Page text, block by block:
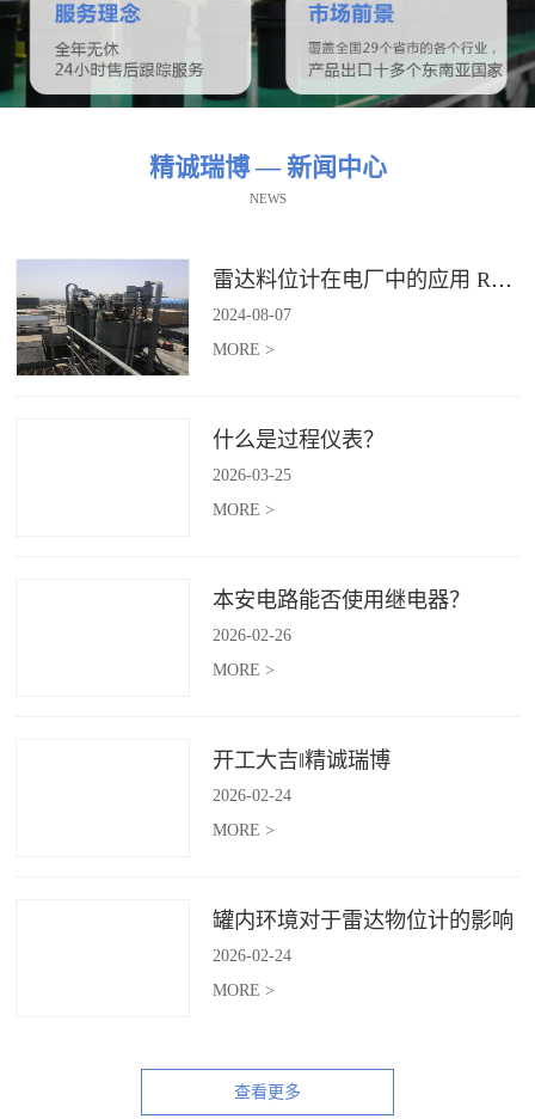
精诚瑞博 — 新闻中心
NEWS
雷达料位计在电厂中的应用 RBRDZB-71-6-C
2024-08-07
MORE >
什么是过程仪表？
2026-03-25
MORE >
本安电路能否使用继电器？
2026-02-26
MORE >
开工大吉‖精诚瑞博
2026-02-24
MORE >
罐内环境对于雷达物位计的影响
2026-02-24
MORE >
查看更多